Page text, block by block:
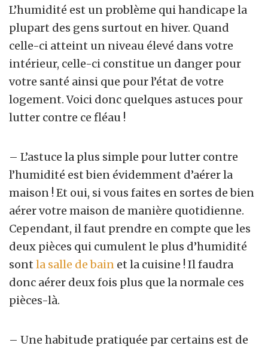
L’humidité est un problème qui handicape la
plupart des gens surtout en hiver. Quand
celle-ci atteint un niveau élevé dans votre
intérieur, celle-ci constitue un danger pour
votre santé ainsi que pour l’état de votre
logement. Voici donc quelques astuces pour
lutter contre ce fléau !
– L’astuce la plus simple pour lutter contre
l’humidité est bien évidemment d’aérer la
maison ! Et oui, si vous faites en sortes de bien
aérer votre maison de manière quotidienne.
Cependant, il faut prendre en compte que les
deux pièces qui cumulent le plus d’humidité
sont la salle de bain et la cuisine ! Il faudra
donc aérer deux fois plus que la normale ces
pièces-là.
– Une habitude pratiquée par certains est de